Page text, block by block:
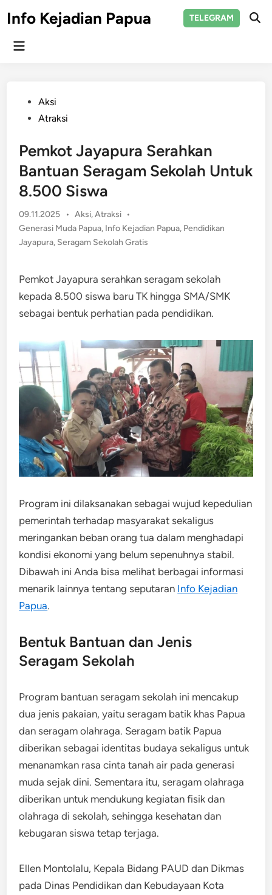
toInfo Kejadian Papua TELEGRAM
Main
PostedAksi
Atraksi
Pemkot Jayapura Serahkan
Bantuan Seragam Sekolah Untuk
8.500 Siswa
09.11.2025 • Posted
in
Aksi,Atraksi •
Generasi Muda Papua, Info Kejadian Papua, Pendidikan
Jayapura, Seragam Sekolah Gratis
Pemkot Jayapura serahkan seragam sekolah
kepada 8.500 siswa baru TK hingga SMA/SMK
sebagai bentuk perhatian pada pendidikan.
Program ini dilaksanakan sebagai wujud kepedulian
pemerintah terhadap masyarakat sekaligus
meringankan beban orang tua dalam menghadapi
kondisi ekonomi yang belum sepenuhnya stabil.
Dibawah ini Anda bisa melihat berbagai informasi
menarik lainnya tentang seputaran Info Kejadian
Papua.
Bentuk Bantuan dan Jenis
Seragam Sekolah
Program bantuan seragam sekolah ini mencakup
dua jenis pakaian, yaitu seragam batik khas Papua
dan seragam olahraga. Seragam batik Papua
diberikan sebagai identitas budaya sekaligus untuk
menanamkan rasa cinta tanah air pada generasi
muda sejak dini. Sementara itu, seragam olahraga
diberikan untuk mendukung kegiatan fisik dan
olahraga di sekolah, sehingga kesehatan dan
kebugaran siswa tetap terjaga.
Ellen Montolalu, Kepala Bidang PAUD dan Dikmas
pada Dinas Pendidikan dan Kebudayaan Kota